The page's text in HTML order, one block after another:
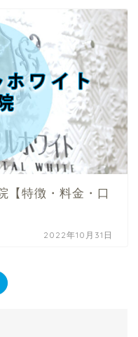
【特徴・料金・口
2022年10月31日